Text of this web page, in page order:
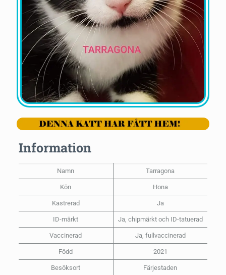
Information
Namn Tarragona
Kön Hona
Kastrerad Ja
ID-märkt Ja, chipmärkt och ID-tatuerad
Vaccinerad Ja, fullvaccinerad
Född 2021
Besöksort Färjestaden